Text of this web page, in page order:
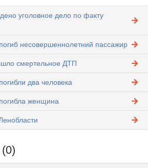
уголовное дело по факту
несовершеннолетний пассажир
смертельное ДТП
два человека
женщина